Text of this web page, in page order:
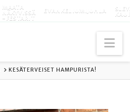
MAATA
NÄKYVISSÄ
-FESTARIT
EVANKELIUMIJUHLA
KESÄTERVEISET HAMPURISTA!